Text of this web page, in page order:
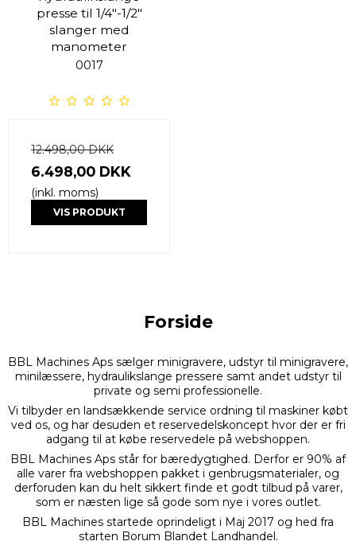
presse til 1/4"-1/2"
slanger med
manometer
0017
12.498,00 DKK
6.498,00 DKK
(inkl. moms)
VIS PRODUKT
Forside
BBL Machines Aps sælger minigravere, udstyr til minigravere,
minilæssere, hydraulikslange pressere samt andet udstyr til
private og semi professionelle.
Vi tilbyder en landsækkende service ordning til maskiner købt
ved os, og har desuden et reservedelskoncept hvor der er fri
adgang til at købe reservedele på webshoppen.
BBL Machines Aps står for bæredygtighed. Derfor er 90% af
alle varer fra webshoppen pakket i genbrugsmaterialer, og
derforuden kan du helt sikkert finde et godt tilbud på varer,
som er næsten lige så gode som nye i vores outlet.
BBL Machines startede oprindeligt i Maj 2017 og hed fra
starten Borum Blandet Landhandel.